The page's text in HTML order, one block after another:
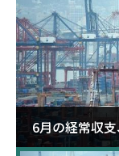
6月の経常収